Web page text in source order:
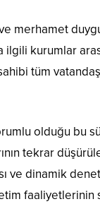
merhamet
ilgili kurumlar
tüm
olduğu bu
tekrar
ve dinamik
faaliyetlerinin